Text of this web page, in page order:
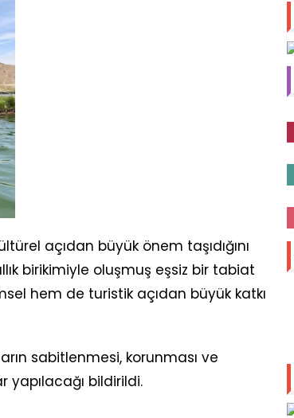
açıdan büyük önem taşıdığını
birikimiyle oluşmuş eşsiz bir tabiat
hem de turistik açıdan büyük katkı
sabitlenmesi, korunması ve
yapılacağı bildirildi.